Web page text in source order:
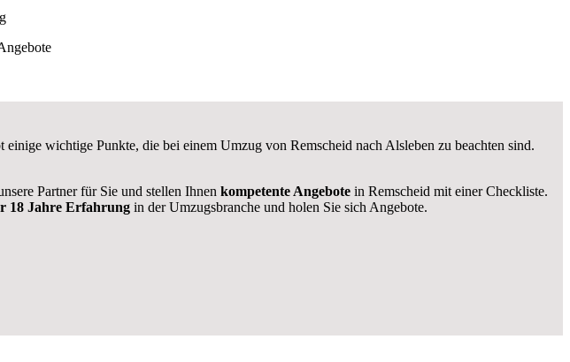
wichtige Punkte, die bei einem Umzug von Remscheid nach Alsleben zu beachten sind.
Partner für Sie und stellen Ihnen kompetente Angebote in Remscheid mit einer Checkliste.
18 Jahre Erfahrung in der Umzugsbranche und holen Sie sich Angebote.